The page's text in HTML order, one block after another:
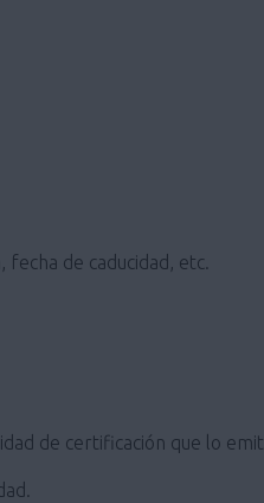
de caducidad, etc.
de certificación que lo